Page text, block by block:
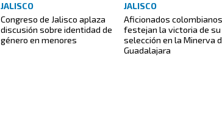
JALISCO
Congreso de Jalisco aplaza
discusión sobre identidad de
género en menores
JALISCO
Aficionados colombianos
festejan la victoria de su
selección en la Minerva
Guadalajara